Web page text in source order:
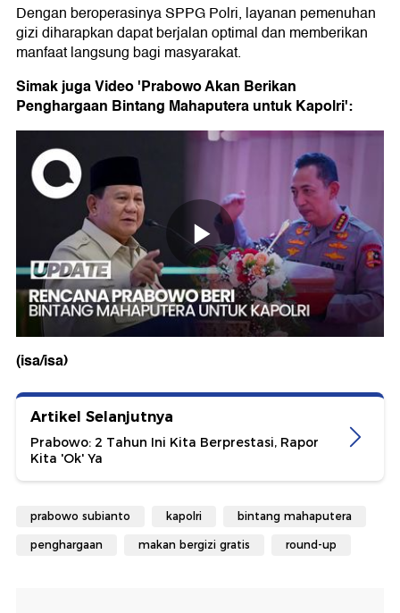
Dengan beroperasinya SPPG Polri, layanan pemenuhan
gizi diharapkan dapat berjalan optimal dan memberikan
manfaat langsung bagi masyarakat.
Simak juga Video 'Prabowo Akan Berikan
Penghargaan Bintang Mahaputera untuk Kapolri':
(isa/isa)
Artikel Selanjutnya
Prabowo: 2 Tahun Ini Kita Berprestasi, Rapor
Kita 'Ok' Ya
prabowo subianto kapolri bintang mahaputera
penghargaan makan bergizi gratis round-up